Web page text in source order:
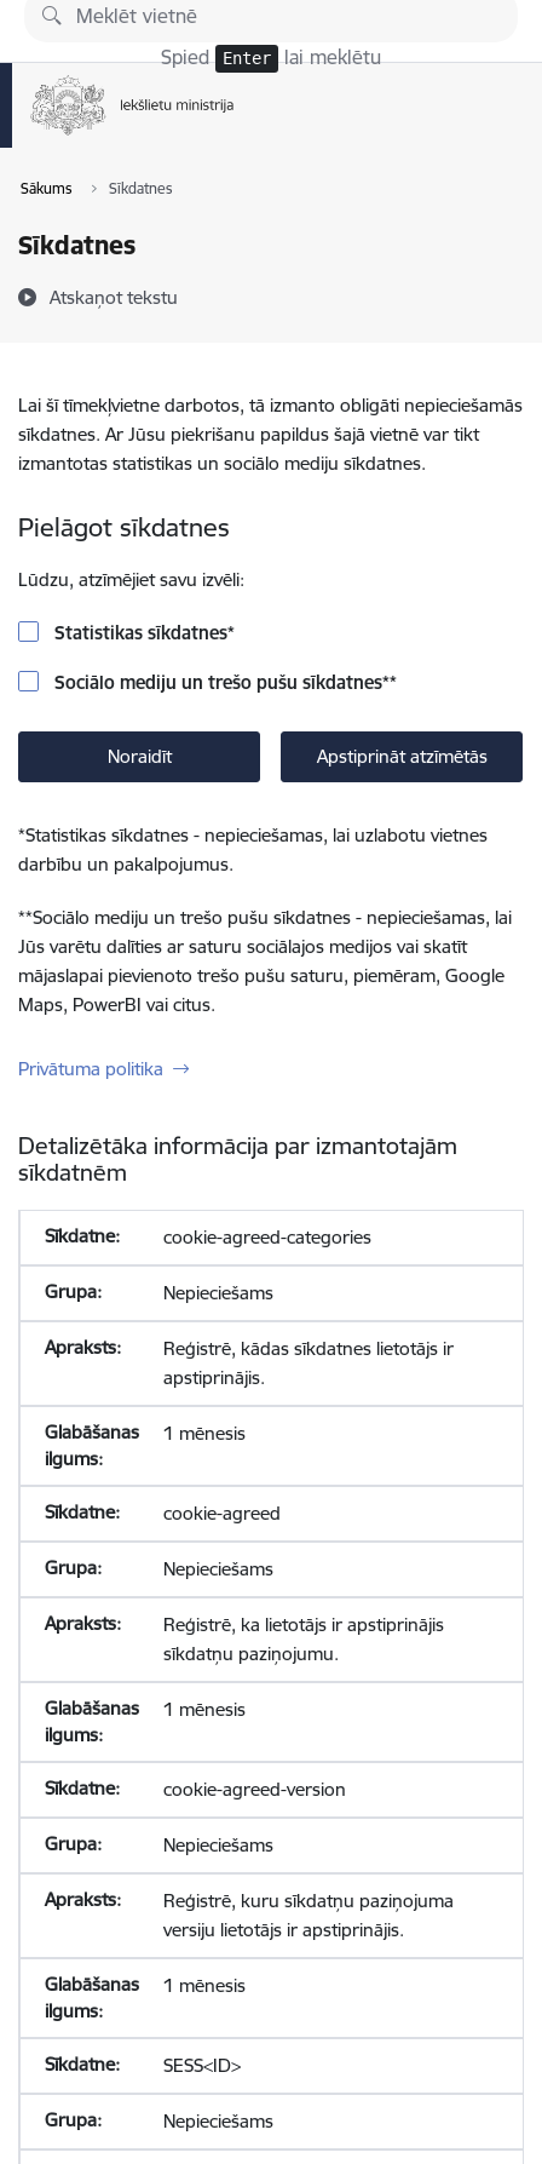
Pāriet uz lapas saturu
Spied Enter lai meklētu
Sākums Sīkdatnes
Sīkdatnes
Atskaņot tekstu
Lai šī tīmekļvietne darbotos, tā izmanto obligāti nepieciešamās
sīkdatnes. Ar Jūsu piekrišanu papildus šajā vietnē var tikt
izmantotas statistikas un sociālo mediju sīkdatnes.
Pielāgot sīkdatnes
Lūdzu, atzīmējiet savu izvēli:
Statistikas sīkdatnes*
Sociālo mediju un trešo pušu sīkdatnes**
Noraidīt Apstiprināt atzīmētās
*Statistikas sīkdatnes - nepieciešamas, lai uzlabotu vietnes
darbību un pakalpojumus.
**Sociālo mediju un trešo pušu sīkdatnes - nepieciešamas, lai
Jūs varētu dalīties ar saturu sociālajos medijos vai skatīt
mājaslapai pievienoto trešo pušu saturu, piemēram, Google
Maps, PowerBI vai citus.
Privātuma politika
Detalizētāka informācija par izmantotajām
sīkdatnēm
cookie-agreed-categories
Nepieciešams
Reģistrē, kādas sīkdatnes lietotājs ir
apstiprinājis.
1 mēnesis
cookie-agreed
Nepieciešams
Reģistrē, ka lietotājs ir apstiprinājis
sīkdatņu paziņojumu.
1 mēnesis
cookie-agreed-version
Nepieciešams
Reģistrē, kuru sīkdatņu paziņojuma
versiju lietotājs ir apstiprinājis.
1 mēnesis
SESS<ID>
Nepieciešams